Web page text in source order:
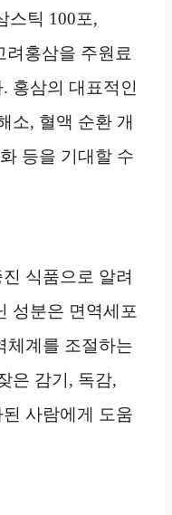
스틱 100포,
려홍삼을 주원료
홍삼의 대표적인
소, 혈액 순환 개
등을 기대할 수
식품으로 알려
성분은 면역세포
체계를 조절하는
은 감기, 독감,
사람에게 도움